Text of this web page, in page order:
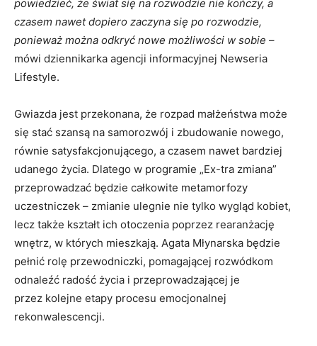
powiedzieć, że świat się na rozwodzie nie kończy, a
czasem nawet dopiero zaczyna się po rozwodzie,
ponieważ można odkryć nowe możliwości w sobie –
mówi dziennikarka agencji informacyjnej Newseria
Lifestyle.
Gwiazda jest przekonana, że rozpad małżeństwa może
się stać szansą na samorozwój i zbudowanie nowego,
równie satysfakcjonującego, a czasem nawet bardziej
udanego życia. Dlatego w programie „Ex-tra zmiana”
przeprowadzać będzie całkowite metamorfozy
uczestniczek – zmianie ulegnie nie tylko wygląd kobiet,
lecz także kształt ich otoczenia poprzez rearanżację
wnętrz, w których mieszkają. Agata Młynarska będzie
pełnić rolę przewodniczki, pomagającej rozwódkom
odnaleźć radość życia i przeprowadzającej je
przez kolejne etapy procesu emocjonalnej
rekonwalescencji.